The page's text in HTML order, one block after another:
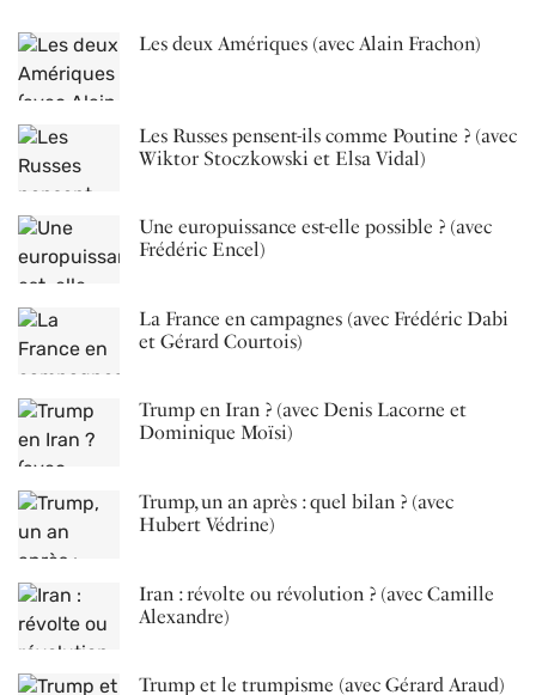
Les deux Amériques (avec Alain Frachon)
Les Russes pensent-ils comme Poutine ? (avec
Wiktor Stoczkowski et Elsa Vidal)
Une europuissance est-elle possible ? (avec
Frédéric Encel)
La France en campagnes (avec Frédéric Dabi
et Gérard Courtois)
Trump en Iran ? (avec Denis Lacorne et
Dominique Moïsi)
Trump, un an après : quel bilan ? (avec
Hubert Védrine)
Iran : révolte ou révolution ? (avec Camille
Alexandre)
Trump et le trumpisme (avec Gérard Araud)